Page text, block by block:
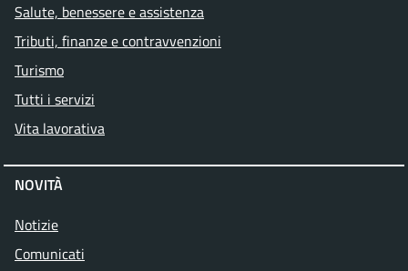
Salute, benessere e assistenza
Tributi, finanze e contravvenzioni
Turismo
Tutti i servizi
Vita lavorativa
NOVITÀ
Notizie
Comunicati